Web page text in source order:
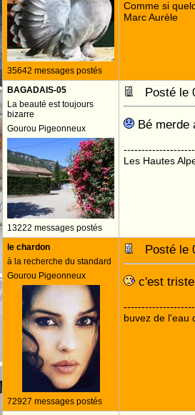
35642 messages postés
Comme si
Marc Aurèle
BAGADAIS-05
La beauté est toujours
bizarre
Gourou Pigeonneux
13222 messages postés
Posté le
Bé merde
--------------------
Les Hautes
le chardon
à la recherche du standard
Gourou Pigeonneux
72927 messages postés
Posté le
c'est
--------------------
buvez de l'eau